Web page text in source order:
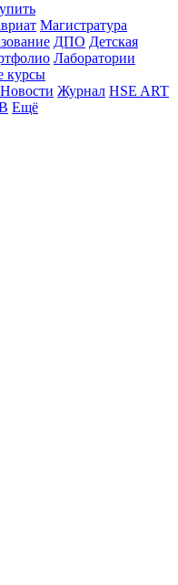
Магистратура
ДПО Детская
Лаборатории
курсы
Новости Журнал HSE ART
Ещё